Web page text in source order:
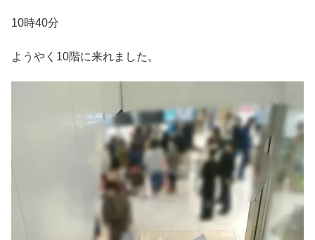
10時40分
ようやく10階に来れました。